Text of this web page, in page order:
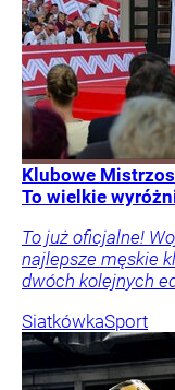
Klubowe
To wielkie
To już oficjalne!
najlepsze męskie
dwóch kolejnych
SiatkówkaSport